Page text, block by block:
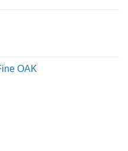
vang đỏ.
1/3 ly.
2/3 ly.
bạn
cũng có thể được gạn
OAK